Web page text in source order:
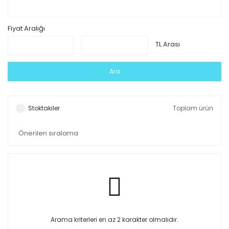
Fiyat Aralığı
TL Arası
Ara
Stoktakiler Toplam ürün
Arama kriterleri en az 2 karakter olmalıdır.